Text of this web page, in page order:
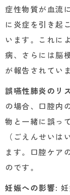
症性物質が血流
に炎症を引き起こ
います。これに
病、さらには脳
が報告されてい
誤嚥性肺炎のリ
の場合、口腔内
物と一緒に誤っ
（ごえんせい
ます。口腔ケア
のです。
妊娠への影響: